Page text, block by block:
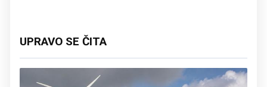
UPRAVO SE ČITA